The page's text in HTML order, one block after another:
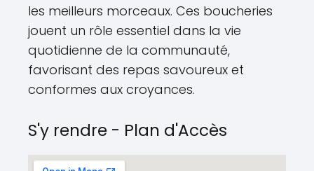
les meilleurs morceaux. Ces boucheries
jouent un rôle essentiel dans la vie
quotidienne de la communauté,
favorisant des repas savoureux et
conformes aux croyances.
S'y rendre - Plan d'Accès